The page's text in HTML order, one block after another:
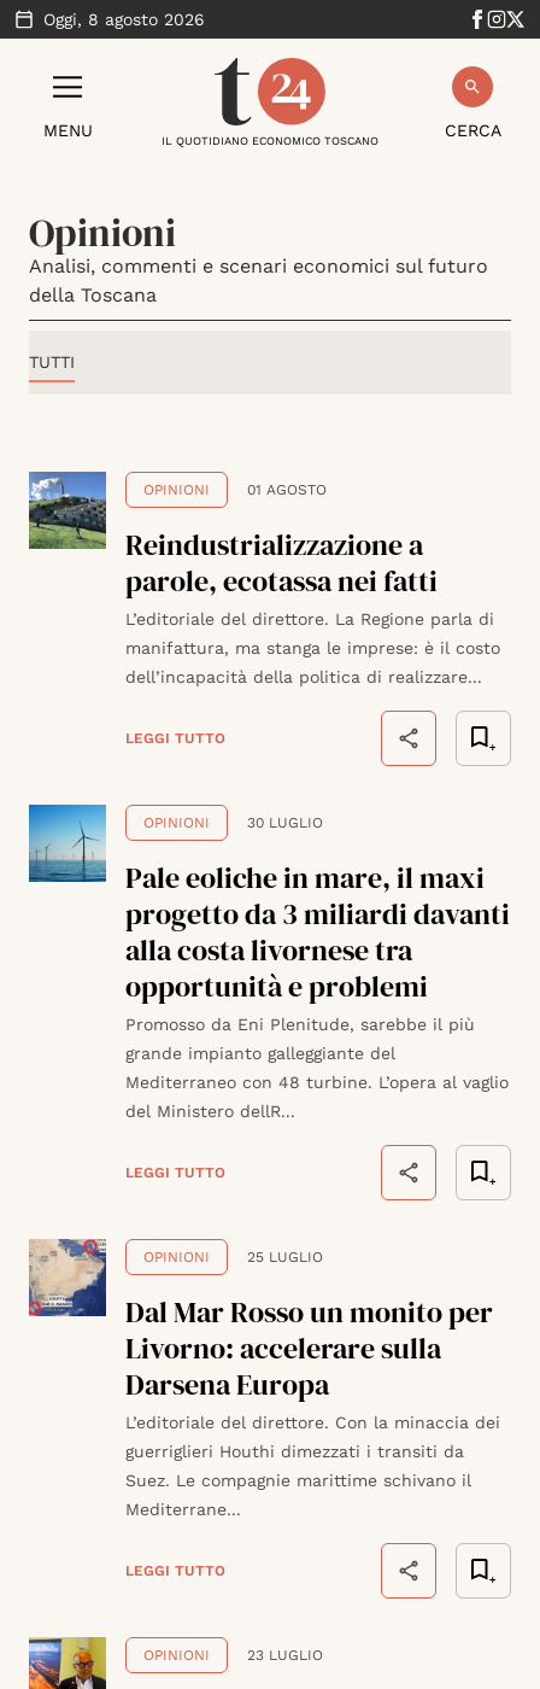
Oggi, 8 agosto 2026
MENU CERCA
IL QUOTIDIANO ECONOMICO TOSCANO
Opinioni
Analisi, commenti e scenari economici sul futuro
della Toscana
TUTTI
OPINIONI 01 AGOSTO
Reindustrializzazione a
parole, ecotassa nei fatti
L’editoriale del direttore. La Regione parla di
manifattura, ma stanga le imprese: è il costo
dell’incapacità della politica di realizzare...
LEGGI TUTTO
OPINIONI 30 LUGLIO
Pale eoliche in mare, il maxi
progetto da 3 miliardi davanti
alla costa livornese tra
opportunità e problemi
Promosso da Eni Plenitude, sarebbe il più
grande impianto galleggiante del
Mediterraneo con 48 turbine. L’opera al vaglio
del Ministero dellR...
LEGGI TUTTO
OPINIONI 25 LUGLIO
Dal Mar Rosso un monito per
Livorno: accelerare sulla
Darsena Europa
L’editoriale del direttore. Con la minaccia dei
guerriglieri Houthi dimezzati i transiti da
Suez. Le compagnie marittime schivano il
Mediterrane...
LEGGI TUTTO
OPINIONI 23 LUGLIO